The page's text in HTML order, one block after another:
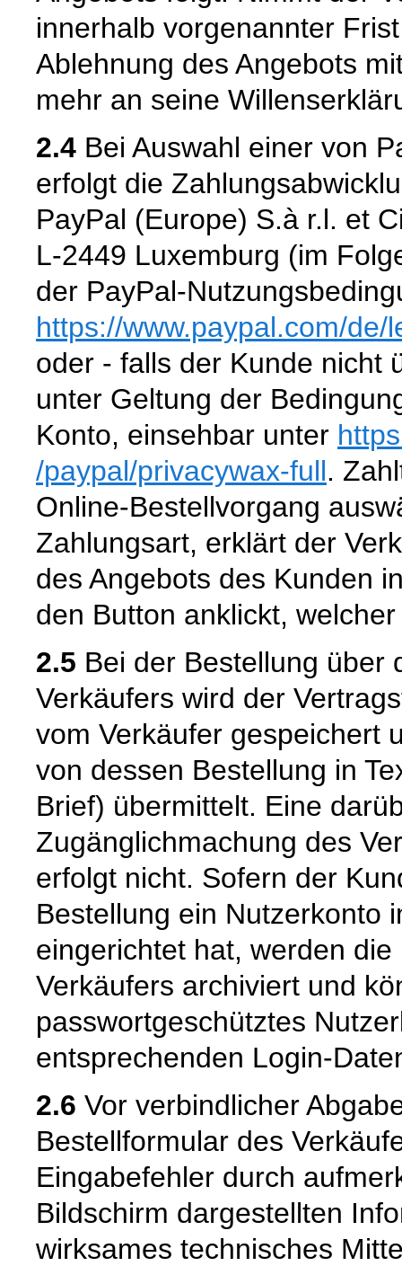
innerhalb vorgenannter
Ablehnung des Angebots
mehr an seine
2.4 Bei Auswahl einer von
erfolgt die
PayPal (Europe) S.à r.l. et
L-2449 Luxemburg (im
der PayPal-
https://www.paypal.com/de/
oder - falls der Kunde nicht
unter Geltung der
Konto, einsehbar unter
/paypal/privacywax-full.
Online-Bestellvorgang
Zahlungsart, erklärt der
des Angebots des Kunden
den Button anklickt,
2.5 Bei der Bestellung über
Verkäufers wird der
vom Verkäufer gespeichert
von dessen Bestellung in
Brief) übermittelt. Eine
Zugänglichmachung des
erfolgt nicht. Sofern der
Bestellung ein Nutzerkonto
eingerichtet hat, werden
Verkäufers archiviert und
passwortgeschütztes
entsprechenden Login-
2.6 Vor verbindlicher
Bestellformular des
Eingabefehler durch
Bildschirm dargestellten
wirksames technisches